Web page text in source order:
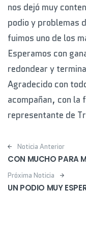
nos dejó muy
podio y problemas
fuimos uno de los
Esperamos con
redondear y
Agradecido con
acompañan, con la
representante de
Post navigation
Noticia Anterior
CON MUCHO PARA
Próxima Noticia
UN PODIO MUY